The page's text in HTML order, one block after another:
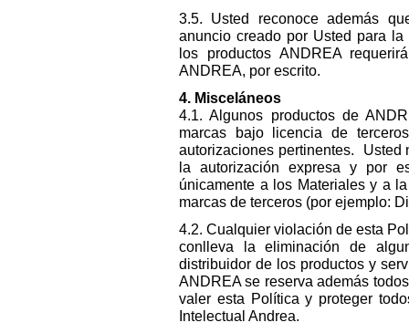
3.5. Usted reconoce además
anuncio creado por Usted para
los productos ANDREA
ANDREA, por escrito.
4. Misceláneos
4.1. Algunos productos de
marcas bajo licencia de
autorizaciones pertinentes. Usted
la autorización expresa y por
únicamente a los Materiales y a
marcas de terceros (por ejemplo:
4.2. Cualquier violación de esta
conlleva la eliminación de
distribuidor de los productos y
ANDREA se reserva además
valer esta Política y proteger
Intelectual Andrea.